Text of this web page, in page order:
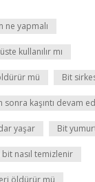
ne yapmalı
kullanılır mı
mü Bit
kaşıntı devam
yaşar Bit
bit nasıl temizlenir
öldürür mü